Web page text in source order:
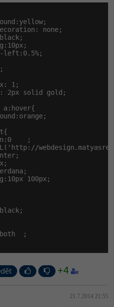
none;
left:0.5%;
1;
2px solid gold;
;
100px;
;
+4
21.7.2014 21:55